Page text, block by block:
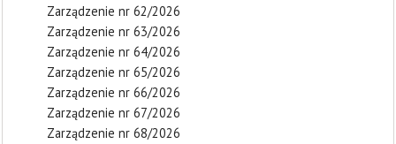
Zarządzenie nr 62/2026
Zarządzenie nr 63/2026
Zarządzenie nr 64/2026
Zarządzenie nr 65/2026
Zarządzenie nr 66/2026
Zarządzenie nr 67/2026
Zarządzenie nr 68/2026